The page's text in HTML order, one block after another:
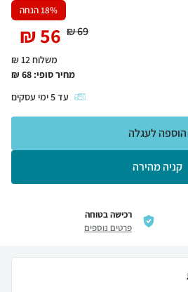
18% הנחה
69
₪
56
₪
משלוח 12 ₪
מחיר סופי: 68
₪
עד5ימי עסקים
קניה מהירה
הוספה לעגלה
רכישה בטוחה
פרטים נוספים